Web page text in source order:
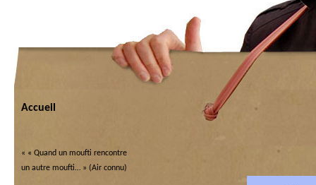
Accueil
« « Quand un moufti rencontre
un autre moufti… » (Air connu)